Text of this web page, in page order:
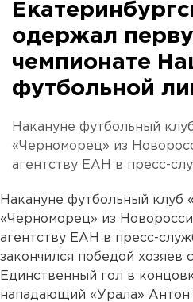
одержал
чемпионате
футбольной
Накануне футбольный
«Черноморец» из
агентству ЕАН в пресс-
Накануне футбольный клуб
«Черноморец» из
агентству ЕАН в пресс-
закончился победой хозяев
Единственный гол в
нападающий «Урала» Антон